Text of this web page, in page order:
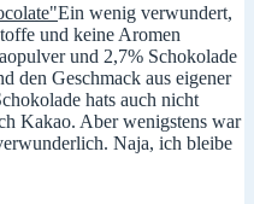
Ein wenig verwundert,
und keine Aromen
und 2,7% Schokolade
den Geschmack aus eigener
hats auch nicht
Kakao. Aber wenigstens war
Naja, ich bleibe